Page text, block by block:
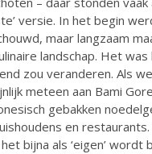
versie. In het begin
maar langzaam
landschap. Het
zou veranderen. Als
meteen aan Bami
gebakken
en
bijna als ‘eigen’ wordt